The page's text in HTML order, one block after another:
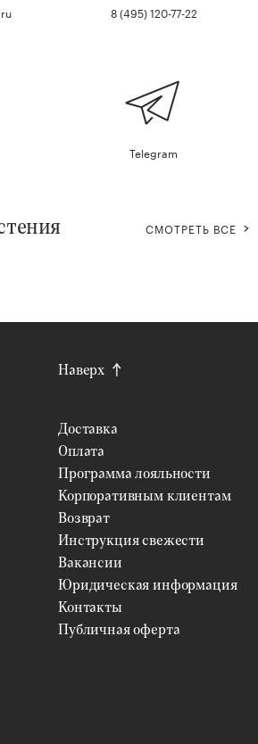
8 (495) 120-77-22
Telegram
СМОТРЕТЬ ВСЕ
Доставка
Оплата
Программа лояльности
Корпоративным клиентам
Возврат
Инструкция свежести
Вакансии
Юридическая информация
Контакты
Публичная оферта
Наверх